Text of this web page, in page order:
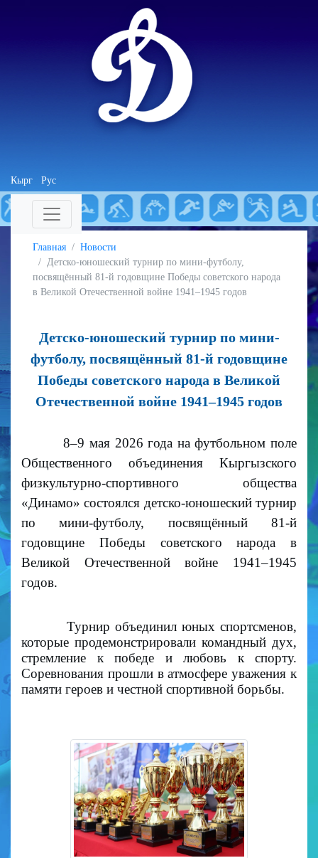
Кырг Рус
Главная
Новости
Детско-юношеский турнир по мини-футболу,
посвящённый 81-й годовщине Победы советского народа
в Великой Отечественной войне 1941–1945 годов
Детско-юношеский турнир по мини-
футболу, посвящённый 81-й годовщине
Победы советского народа в Великой
Отечественной войне 1941–1945 годов
8–9 мая 2026 года на футбольном поле
Общественного объединения Кыргызского
физкультурно-спортивного общества
«Динамо» состоялся детско-юношеский турнир
по мини-футболу, посвящённый 81-й
годовщине Победы советского народа в
Великой Отечественной войне 1941–1945
годов.
Турнир объединил юных спортсменов,
которые продемонстрировали командный дух,
стремление к победе и любовь к спорту.
Соревнования прошли в атмосфере уважения к
памяти героев и честной спортивной борьбы.